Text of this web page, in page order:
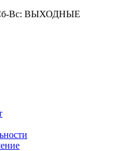
Сб-Вс: ВЫХОДНЫЕ